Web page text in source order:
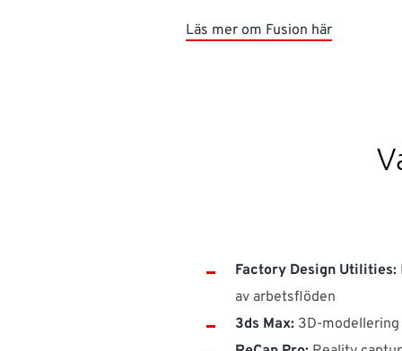
Läs mer om Fusion här
Factory Design Utilities:
av arbetsflöden
3ds Max: 3D-